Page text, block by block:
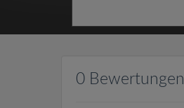
0 Bewertungen